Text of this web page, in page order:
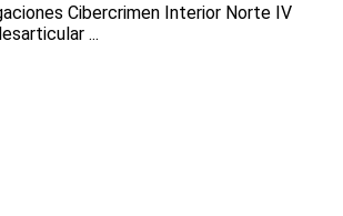
Cibercrimen Interior Norte IV
...